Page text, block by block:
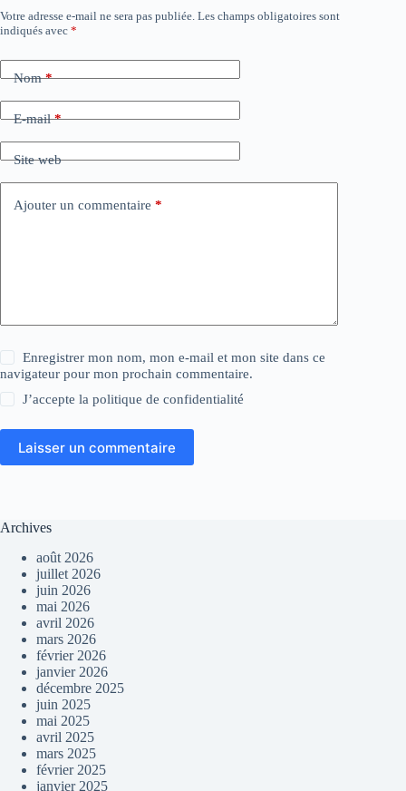
Votre adresse e-mail ne sera pas publiée. Les champs obligatoires sont
indiqués avec *
Nom*
E-mail*
Site web
Ajouter un commentaire *
Enregistrer mon nom, mon e-mail et mon site dans ce
navigateur pour mon prochain commentaire.
J’accepte lapolitique de confidentialité
Laisser un commentaire
Archives
août 2026
juillet 2026
juin 2026
mai 2026
avril 2026
mars 2026
février 2026
janvier 2026
décembre 2025
juin 2025
mai 2025
avril 2025
mars 2025
février 2025
janvier 2025